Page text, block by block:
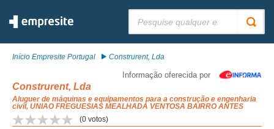
Início Empresite Portugal Construrent, Lda
Informação oferecida por
Construrent, Lda
Aluguer de máquinas e equipamentos para a construção e engenharia
civil, UNIAO FREGUESIAS MEALHADA VENTOSA BAIRRO ANTES
(0 votos)